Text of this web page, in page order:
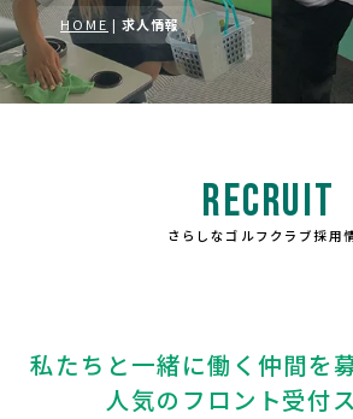
HOME | 求人情報
RECRUIT
さらしなゴルフクラブ採用
私たちと一緒に働く仲間を
人気のフロント受付